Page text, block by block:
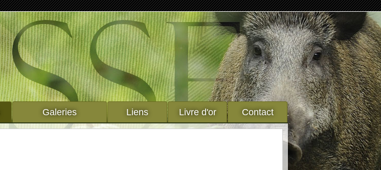
Galeries Liens Livre d'or Contact